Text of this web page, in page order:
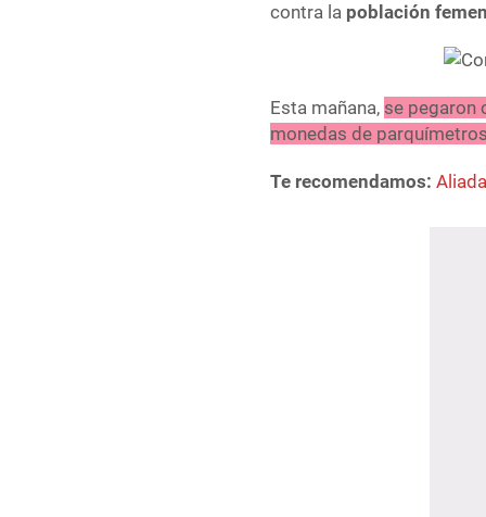
contra la población
Esta mañana, se pegaron
monedas de
Te recomendamos: